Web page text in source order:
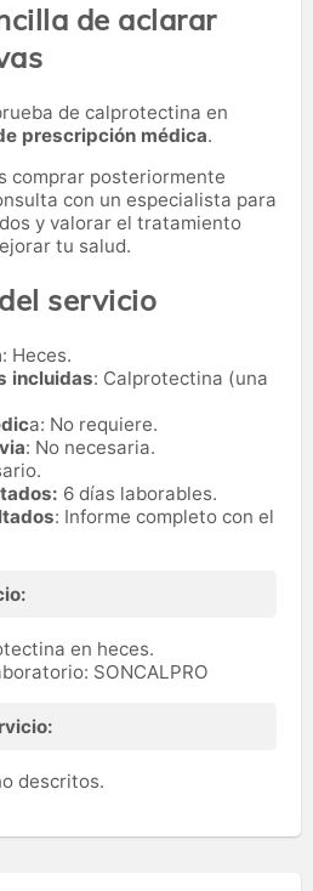
de aclarar
de calprotectina en
prescripción médica.
comprar posteriormente
con un especialista para
y valorar el tratamiento
tu salud.
servicio
: Heces.
incluidas: Calprotectina (una
a: No requiere.
: No necesaria.
6 días laborables.
: Informe completo con el
en heces.
SONCALPRO
descritos.